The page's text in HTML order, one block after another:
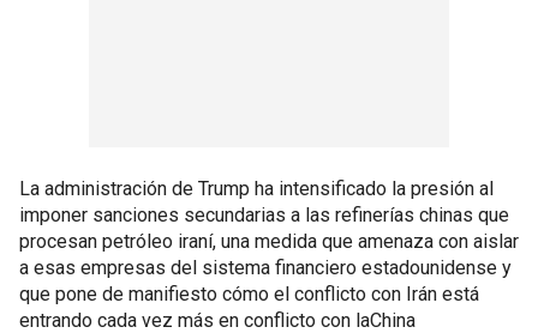
La administración de Trump ha intensificado la presión al
imponer sanciones secundarias a las refinerías chinas que
procesan petróleo iraní, una medida que amenaza con aislar
a esas empresas del sistema financiero estadounidense y
que pone de manifiesto cómo el conflicto con Irán está
entrando cada vez más en conflicto con laChina